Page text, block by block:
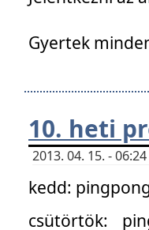
Gyertek
10. heti
2013. 04. 15. -
kedd:
csütörtök: